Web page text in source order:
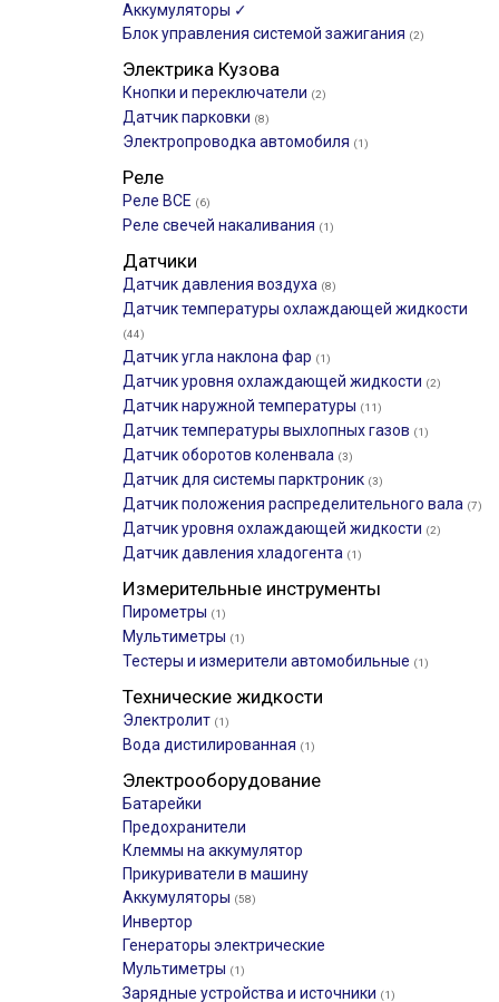
Аккумуляторы ✓
Блок управления системой зажигания (2)
Электрика Кузова
Кнопки и переключатели (2)
Датчик парковки (8)
Электропроводка автомобиля (1)
Реле
Реле ВСЕ (6)
Реле свечей накаливания (1)
Датчики
Датчик давления воздуха (8)
Датчик температуры охлаждающей жидкости
(44)
Датчик угла наклона фар (1)
Датчик уровня охлаждающей жидкости (2)
Датчик наружной температуры (11)
Датчик температуры выхлопных газов (1)
Датчик оборотов коленвала (3)
Датчик для системы парктроник (3)
Датчик положения распределительного вала (7)
Датчик уровня охлаждающей жидкости (2)
Датчик давления хладогента (1)
Измерительные инструменты
Пирометры (1)
Мультиметры (1)
Тестеры и измерители автомобильные (1)
Технические жидкости
Электролит (1)
Вода дистилированная (1)
Электрооборудование
Батарейки
Предохранители
Клеммы на аккумулятор
Прикуриватели в машину
Аккумуляторы (58)
Инвертор
Генераторы электрические
Мультиметры (1)
Зарядные устройства и источники (1)